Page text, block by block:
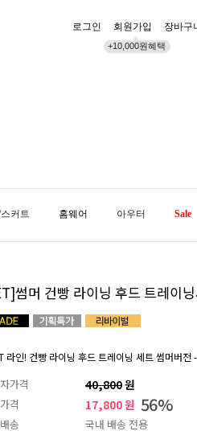
로그인 회원가입
+10,000원혜택
장바구
커트 홈웨어 아우터 Sale
썸머 건빵 라이닝 후드 트레이
라인! 건빵 라이닝 후드 트레이닝 세트 썸머버전 -
가격 40,800원
격 17,800 원 56%
송 국내 배송 전용